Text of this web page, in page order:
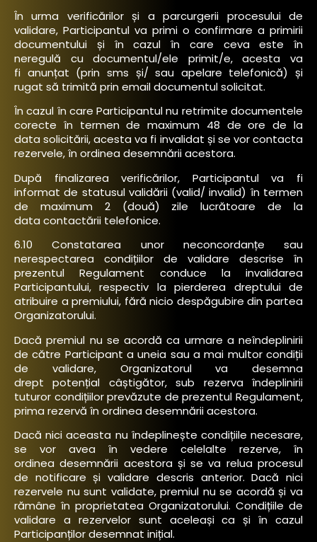
În urma verificărilor și a parcurgerii procesului de
validare, Participantul va primi o confirmare a primirii
documentului și în cazul în care ceva este în
neregulă cu documentul/ele primit/e, acesta va
fi anunțat (prin sms și/ sau apelare telefonică) și
rugat să trimită prin email documentul solicitat.
În cazul în care Participantul nu retrimite documentele
corecte în termen de maximum 48 de ore de la
data solicitării, acesta va fi invalidat și se vor contacta
rezervele, în ordinea desemnării acestora.
După finalizarea verificărilor, Participantul va fi
informat de statusul validării (valid/ invalid) în termen
de maximum 2 (două) zile lucrătoare de la
data contactării telefonice.
6.10 Constatarea unor neconcordanțe sau
nerespectarea condițiilor de validare descrise în
prezentul Regulament conduce la invalidarea
Participantului, respectiv la pierderea dreptului de
atribuire a premiului, fără nicio despăgubire din partea
Organizatorului.
Dacă premiul nu se acordă ca urmare a neîndeplinirii
de către Participant a uneia sau a mai multor condiții
de validare, Organizatorul va desemna
drept potențial câștigător, sub rezerva îndeplinirii
tuturor condițiilor prevăzute de prezentul Regulament,
prima rezervă în ordinea desemnării acestora.
Dacă nici aceasta nu îndeplinește condițiile necesare,
se vor avea în vedere celelalte rezerve, în
ordinea desemnării acestora și se va relua procesul
de notificare și validare descris anterior. Dacă nici
rezervele nu sunt validate, premiul nu se acordă și va
rămâne în proprietatea Organizatorului. Condițiile de
validare a rezervelor sunt aceleași ca și în cazul
Participanților desemnat inițial.